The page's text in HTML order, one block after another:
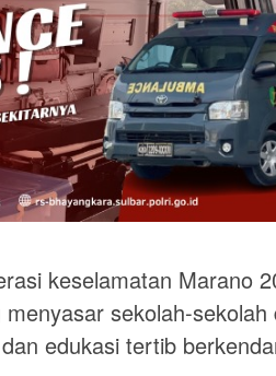
keselamatan Marano
sekolah-sekolah
edukasi tertib